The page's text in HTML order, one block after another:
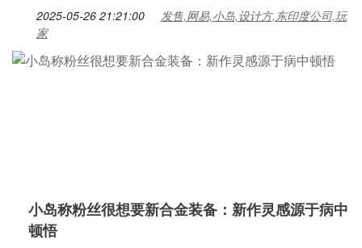
2025-05-26 21:21:00
发售,网易,小岛,设计方,东印度公司,玩
家
小岛称粉丝很想要新合金装备：新作灵感源于病中
顿悟